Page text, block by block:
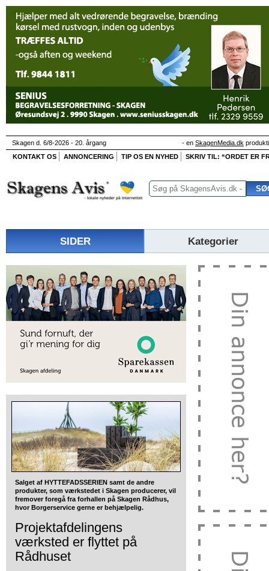
Skagen d. 6/8-2026 - 20. årgang - en SkagenMedia.dk
KONTAKT OS
ANNONCERING TIP OS EN NYHED SKRIV TIL: “ORDET ER
SIDER Kategorier
Salget af HYTTEFADSSERIEN samt de andre
produkter, som værkstedet i Skagen producerer, vil
fremover foregå fra forhallen på Skagen Rådhus,
hvor Borgerservice gerne er behjælpelig.
Projektafdelingens
værksted er flyttet på
Rådhuset